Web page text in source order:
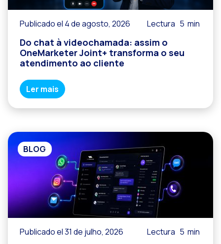
Publicado el 4 de agosto, 2026 Lectura 5 min
Do chat à videochamada: assim o
OneMarketer Joint+ transforma o seu
atendimento ao cliente
Ler mais
BLOG
Publicado el 31 de julho, 2026 Lectura 5 min